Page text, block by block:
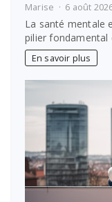
Marise 6 août
La santé mentale
pilier fondamental
En savoir plus